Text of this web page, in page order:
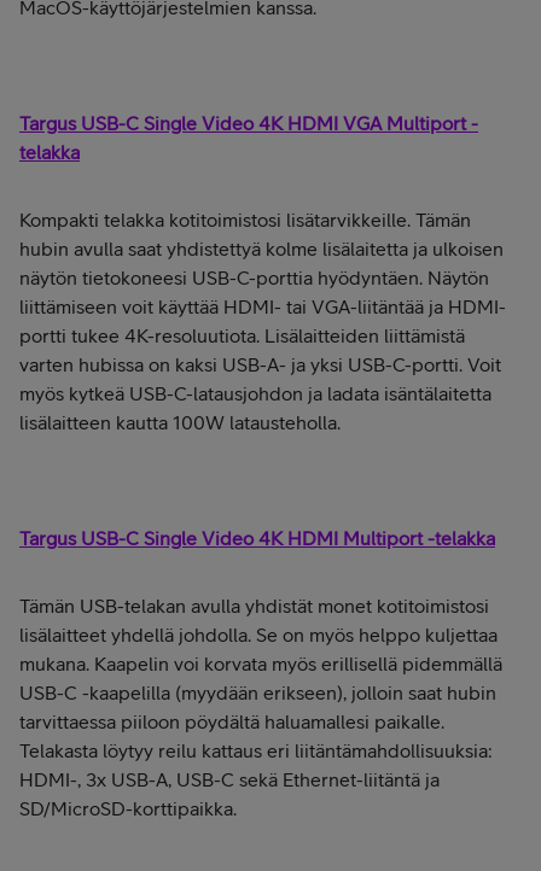
MacOS-käyttöjärjestelmien kanssa.
Targus USB-C Single Video 4K HDMI VGA Multiport -
telakka
Kompakti telakka kotitoimistosi lisätarvikkeille. Tämän
hubin avulla saat yhdistettyä kolme lisälaitetta ja ulkoisen
näytön tietokoneesi USB-C-porttia hyödyntäen. Näytön
liittämiseen voit käyttää HDMI- tai VGA-liitäntää ja HDMI-
portti tukee 4K-resoluutiota. Lisälaitteiden liittämistä
varten hubissa on kaksi USB-A- ja yksi USB-C-portti. Voit
myös kytkeä USB-C-latausjohdon ja ladata isäntälaitetta
lisälaitteen kautta 100W latausteholla.
Targus USB-C Single Video 4K HDMI Multiport -telakka
Tämän USB-telakan avulla yhdistät monet kotitoimistosi
lisälaitteet yhdellä johdolla. Se on myös helppo kuljettaa
mukana. Kaapelin voi korvata myös erillisellä pidemmällä
USB-C -kaapelilla (myydään erikseen), jolloin saat hubin
tarvittaessa piiloon pöydältä haluamallesi paikalle.
Telakasta löytyy reilu kattaus eri liitäntämahdollisuuksia:
HDMI-, 3x USB-A, USB-C sekä Ethernet-liitäntä ja
SD/MicroSD-korttipaikka.